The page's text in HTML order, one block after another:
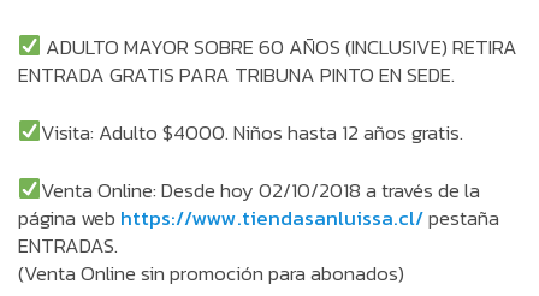
ADULTO MAYOR SOBRE 60 AÑOS (INCLUSIVE) RETIRA
ENTRADA GRATIS PARA TRIBUNA PINTO EN SEDE.
Visita: Adulto $4000. Niños hasta 12 años gratis.
Venta Online: Desde hoy 02/10/2018 a través de la
página web https://www.tiendasanluissa.cl/pestaña
ENTRADAS.
(Venta Online sin promoción para abonados)